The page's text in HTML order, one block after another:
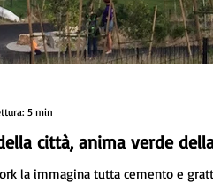
città, anima verde
la immagina tutta cemento e
5 min